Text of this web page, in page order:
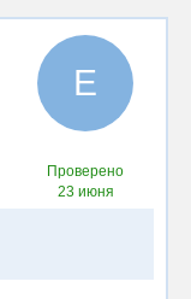
Е
Проверено
23 июня